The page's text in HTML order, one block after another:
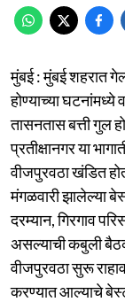
मुंबई : मुंबई शहरात
होण्याच्या घटनांमध्ये
तासनतास बत्ती गुल
प्रतीक्षानगर या
वीजपुरवठा खंडित
मंगळवारी झालेल्या
दरम्यान, गिरगाव
असल्याची कबुली
वीजपुरवठा सुरू
करण्यात आल्याचे